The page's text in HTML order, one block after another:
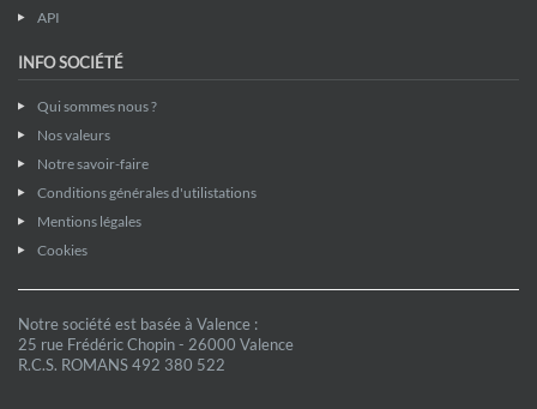
API
INFO SOCIÉTÉ
Qui sommes nous ?
Nos valeurs
Notre savoir-faire
Conditions générales d'utilistations
Mentions légales
Cookies
Notre société est basée à Valence :
25 rue Frédéric Chopin - 26000 Valence
R.C.S. ROMANS 492 380 522